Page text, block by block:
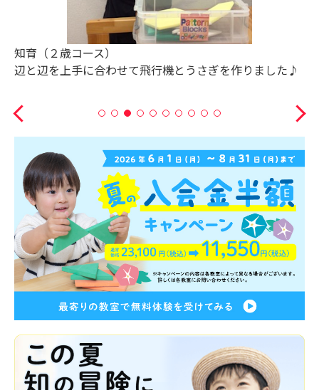
知育（３歳コース）
誰がどこで何をしているところかな？